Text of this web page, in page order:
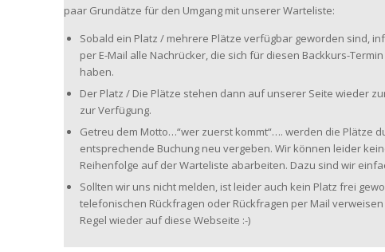
paar Grundätze für den Umgang mit unserer Warteliste:
Sobald ein Platz / mehrere Plätze verfügbar geworden sind,
per E-Mail alle Nachrücker, die sich für diesen Backkurs-
haben.
Der Platz / Die Plätze stehen dann auf unserer Seite wieder
zur Verfügung.
Getreu dem Motto…“wer zuerst kommt“…. werden die Plätze
entsprechende Buchung neu vergeben. Wir können leider
Reihenfolge auf der Warteliste abarbeiten. Dazu sind wir
Sollten wir uns nicht melden, ist leider auch kein Platz frei
telefonischen Rückfragen oder Rückfragen per Mail
Regel wieder auf diese Webseite :-)